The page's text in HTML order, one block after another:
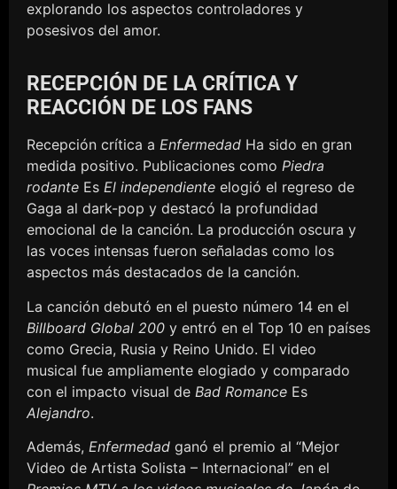
explorando los aspectos controladores y
posesivos del amor.
RECEPCIÓN DE LA CRÍTICA Y
REACCIÓN DE LOS FANS
Recepción crítica a Enfermedad Ha sido en gran
medida positivo. Publicaciones como Piedra
rodante Es El independiente elogió el regreso de
Gaga al dark-pop y destacó la profundidad
emocional de la canción. La producción oscura y
las voces intensas fueron señaladas como los
aspectos más destacados de la canción.
La canción debutó en el puesto número 14 en el
Billboard Global 200 y entró en el Top 10 en países
como Grecia, Rusia y Reino Unido. El video
musical fue ampliamente elogiado y comparado
con el impacto visual de Bad Romance Es
Alejandro.
Además, Enfermedad ganó el premio al “Mejor
Video de Artista Solista – Internacional” en el